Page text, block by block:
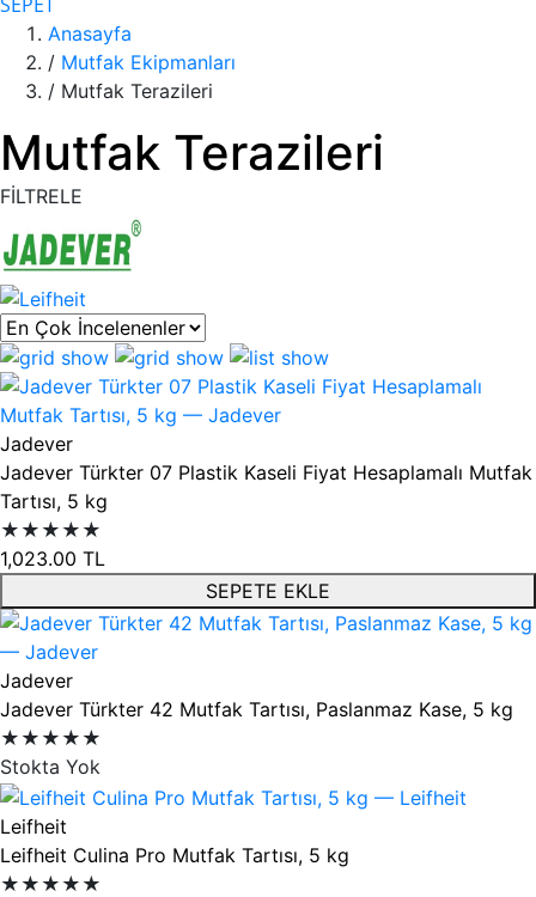
Anasayfa
/ Mutfak Ekipmanları
/ Mutfak Terazileri
Mutfak Terazileri
FİLTRELE
Ürün listesi
Jadever
Jadever Türkter 07 Plastik Kaseli Fiyat Hesaplamalı Mutfak
Tartısı, 5 kg
★★★★★
1,023.00 TL
SEPETE EKLE
Jadever
Jadever Türkter 42 Mutfak Tartısı, Paslanmaz Kase, 5 kg
★★★★★
Stokta Yok
Leifheit
Leifheit Culina Pro Mutfak Tartısı, 5 kg
★★★★★